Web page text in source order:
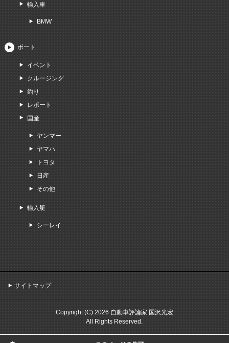
輸入車
BMW
ボート
イベント
クルージング
釣り
レポート
国産
ヤンマー
ヤマハ
トヨタ
日産
その他
輸入艇
シーレイ
サイトマップ
Copyright (C) 2026 自動車評論家 国沢光宏
All Rights Reserved.